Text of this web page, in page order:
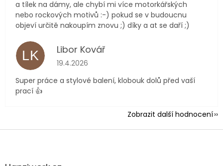
a tílek na dámy, ale chybí mi více motorkářských
nebo rockových motivů :-) pokud se v budoucnu
objeví určitě nakoupím znovu ;) díky a at se daří ;)
LK Libor Kovář
Hodnocení obchodu je 5 z 5 hvězdiček.
19.4.2026
Super práce a stylové balení, klobouk dolů před vaší
prací 👍
Zobrazit další hodnocení
Z